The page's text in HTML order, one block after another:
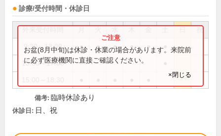
診療/受付時間・休診日
祝
9:30～13:00 ● ● ● ● ●
15:00～17:00
お盆(8月中旬)は休診・休業の場合があります。来院前
に必ず医療機関に直接ご確認ください。
×閉じる
備考: 臨時休診あり
休診日: 日、祝